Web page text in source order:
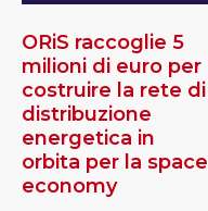
ORiS raccoglie 5
milioni di euro per
costruire la rete di
distribuzione
energetica in
orbita per la space
economy